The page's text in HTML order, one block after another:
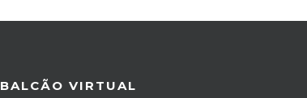
BALCÃO VIRTUAL